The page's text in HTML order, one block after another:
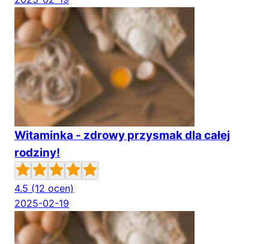
Witaminka - zdrowy przysmak dla całej
rodziny!
4.5 (12 ocen)
2025-02-19